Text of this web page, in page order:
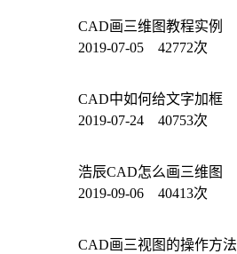
CAD画三维图教程实例
2019-07-05 42772次
CAD中如何给文字加框
2019-07-24 40753次
浩辰CAD怎么画三维图
2019-09-06 40413次
CAD画三视图的操作方法